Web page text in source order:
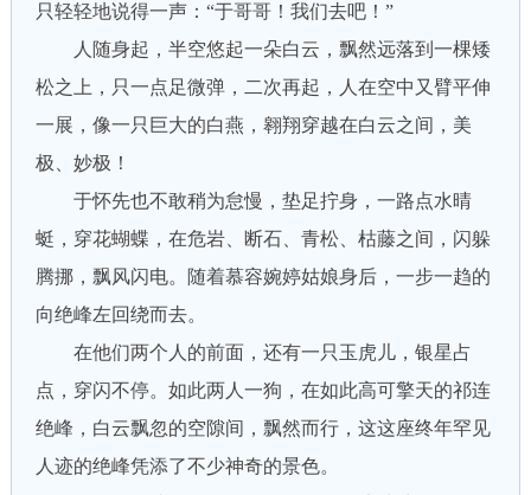
只轻轻地说得一声：“于哥哥！我们去吧！”
人随身起，半空悠起一朵白云，飘然远落到一棵矮
松之上，只一点足微弹，二次再起，人在空中又臂平伸
一展，像一只巨大的白燕，翱翔穿越在白云之间，美
极、妙极！
于怀先也不敢稍为怠慢，垫足拧身，一路点水晴
蜓，穿花蝴蝶，在危岩、断石、青松、枯藤之间，闪躲
腾挪，飘风闪电。随着慕容婉婷姑娘身后，一步一趋的
向绝峰左回绕而去。
在他们两个人的前面，还有一只玉虎儿，银星占
点，穿闪不停。如此两人一狗，在如此高可擎天的祁连
绝峰，白云飘忽的空隙间，飘然而行，这这座终年罕见
人迹的绝峰凭添了不少神奇的景色。